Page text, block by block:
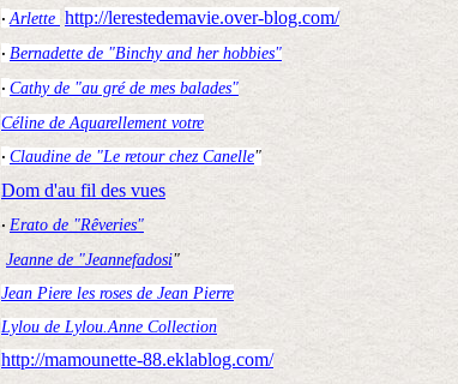
·Arlette http://lerestedemavie.over-blog.com/
· Bernadette de "Binchy and her hobbies"
· Cathy de "au gré de mes balades"
Céline de Aquarellement votre
· Claudine de "Le retour chez Canelle"
Dom d'au fil des vues
· Erato de "Rêveries"
Jeanne de "Jeannefadosi"
Jean Piere les roses de Jean Pierre
Lylou de Lylou.Anne Collection
http://mamounette-88.eklablog.com/